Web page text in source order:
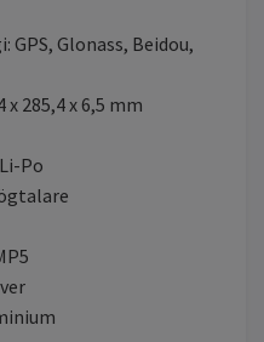
Glonass, Beidou,
x 285,4 x 6,5 mm
Po